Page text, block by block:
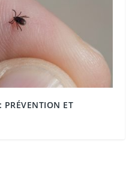
PRÉVENTION ET